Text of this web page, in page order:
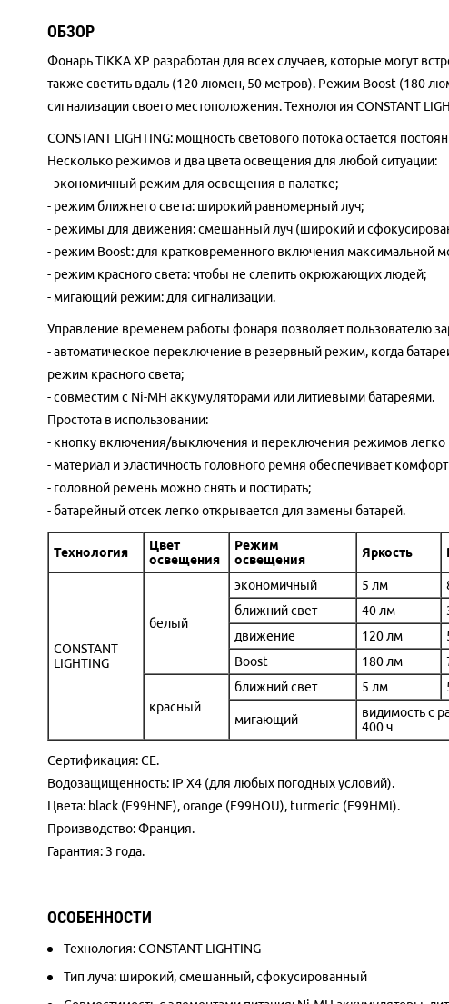
ОБЗОР
Фонарь TIKKA XP разработан для всех случаев, которые могут
также светить вдаль (120 люмен, 50 метров). Режим Boost (180
сигнализации своего местоположения. Технология CONSTANT
CONSTANT LIGHTING: мощность светового потока остается
Несколько режимов и два цвета освещения для любой ситуации:
- экономичный режим для освещения в палатке;
- режим ближнего света: широкий равномерный луч;
- режимы для движения: смешанный луч (широкий и
- режим Boost: для кратковременного включения максимальной
- режим красного света: чтобы не слепить окрюжающих людей;
- мигающий режим: для сигнализации.
Управление временем работы фонаря позволяет пользователю
- автоматическое переключение в резервный режим, когда
режим красного света;
- совместим с Ni-MH аккумуляторами или литиевыми батареями.
Простота в использовании:
- кнопку включения/выключения и переключения режимов легко
- материал и эластичность головного ремня обеспечивает
- головной ремень можно снять и постирать;
- батарейный отсек легко открывается для замены батарей.
Технология
Цвет
освещения
Режим
освещения
Яркость
CONSTANT
LIGHTING
белый
экономичный 5 лм
ближний свет
40 лм
движение
120 лм
Boost
180 лм
красный
ближний свет 5 лм
мигающий
видимость с
400 ч
Сертификация: CE.
Водозащищенность: IP X4 (для любых погодных условий).
Цвета: black (E99HNE), orange (E99HOU), turmeric (E99HMI).
Производство: Франция.
Гарантия: 3 года.
ОСОБЕННОСТИ
Технология: CONSTANT LIGHTING
Тип луча: широкий, смешанный, сфокусированный